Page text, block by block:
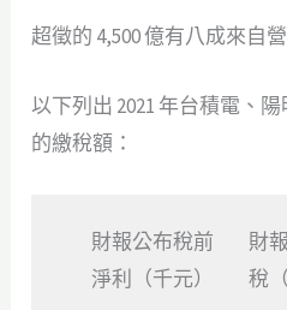
超徵的 4,500 億有八成來自
以下列出 2021 年台積電、
的繳稅額：
財報公布稅前
淨利（千元）
財
稅